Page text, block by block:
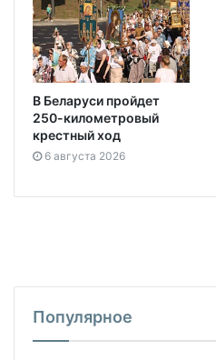
В Беларуси пройдет
250-километровый
крестный ход
6 августа 2026
Популярное